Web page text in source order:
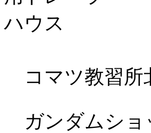
コマツ教習所
ガンダムショ